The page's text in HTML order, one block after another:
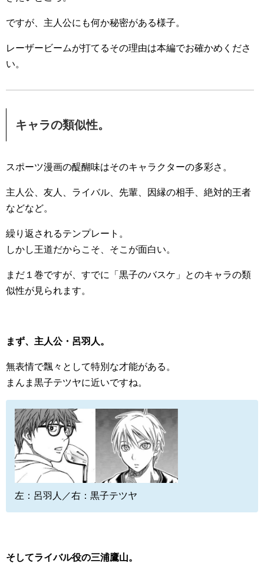
ですが、主人公にも何か秘密がある様子。
レーザービームが打てるその理由は本編でお確かめくださ
い。
キャラの類似性。
スポーツ漫画の醍醐味はそのキャラクターの多彩さ。
主人公、友人、ライバル、先輩、因縁の相手、絶対的王者
などなど。
繰り返されるテンプレート。
しかし王道だからこそ、そこが面白い。
まだ１巻ですが、すでに「黒子のバスケ」とのキャラの類
似性が見られます。
まず、主人公・呂羽人。
無表情で飄々として特別な才能がある。
まんま黒子テツヤに近いですね。
左：呂羽人／右：黒子テツヤ
そしてライバル役の三浦鷹山。